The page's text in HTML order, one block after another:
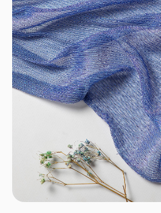
Отправить
Согласен сПолитикой конфиденциальности